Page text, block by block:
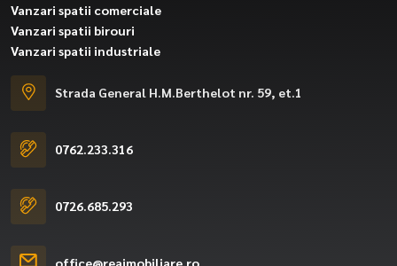
Vanzari spatii comerciale
Vanzari spatii birouri
Vanzari spatii industriale
Strada General H.M.Berthelot nr. 59, et.1
0762.233.316
0726.685.293
office@reaimobiliare.ro